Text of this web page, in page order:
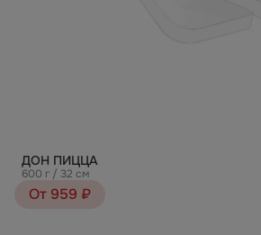
ДОН ПИЦЦА
600 г / 32 см
От 959 ₽